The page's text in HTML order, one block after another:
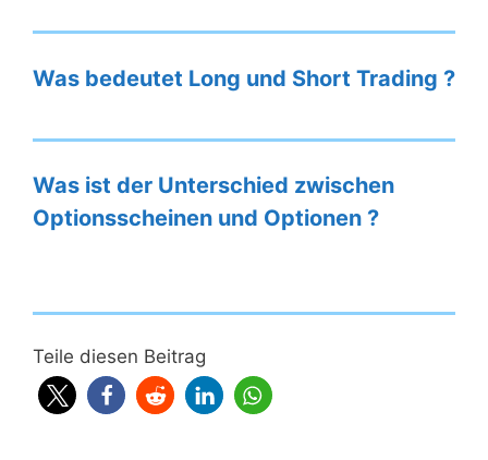
Was bedeutet Long und Short Trading ?
Was ist der Unterschied zwischen
Optionsscheinen und Optionen ?
Teile diesen Beitrag